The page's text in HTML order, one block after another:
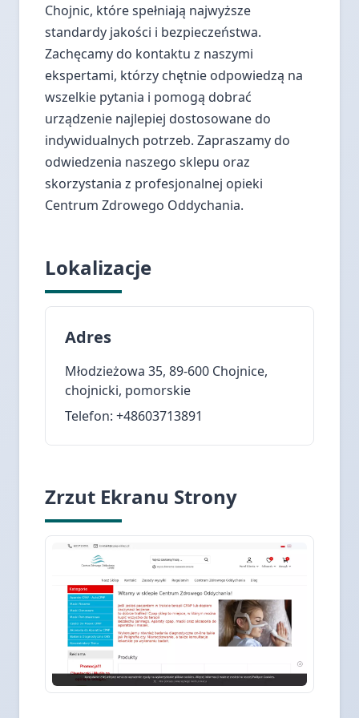
Chojnic, które spełniają najwyższe
standardy jakości i bezpieczeństwa.
Zachęcamy do kontaktu z naszymi
ekspertami, którzy chętnie odpowiedzą na
wszelkie pytania i pomogą dobrać
urządzenie najlepiej dostosowane do
indywidualnych potrzeb. Zapraszamy do
odwiedzenia naszego sklepu oraz
skorzystania z profesjonalnej opieki
Centrum Zdrowego Oddychania.
Lokalizacje
Adres
Młodzieżowa 35, 89-600 Chojnice,
chojnicki, pomorskie
Telefon: +48603713891
Zrzut Ekranu Strony